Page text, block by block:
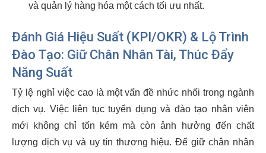
và quản lý hàng hóa một cách tối ưu nhất.
Đánh Giá Hiệu Suất (KPI/OKR) & Lộ Trình
Đào Tạo: Giữ Chân Nhân Tài, Thúc Đẩy
Năng Suất
Tỷ lệ nghỉ việc cao là một vấn đề nhức nhối trong ngành
dịch vụ. Việc liên tục tuyển dụng và đào tạo nhân viên
mới không chỉ tốn kém mà còn ảnh hưởng đến chất
lượng dịch vụ và uy tín thương hiệu. Để giữ chân nhân